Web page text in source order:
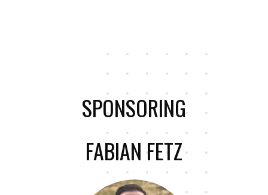
SPONSORING
FABIAN FETZ